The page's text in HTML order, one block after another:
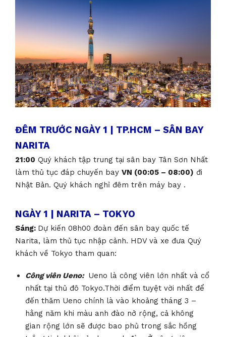
ĐÊM TRƯỚC NGÀY 1 | TP.HCM – SÂN BAY
NARITA
21:00 Quý khách tập trung tại sân bay Tân Sơn Nhất
làm thủ tục đáp chuyến bay VN (00:05 – 08:00) đi
Nhật Bản. Quý khách nghỉ đêm trên máy bay .
NGÀY 1 | NARITA – TOKYO
Sáng: Dự kiến 08h00 đoàn đến sân bay quốc tế
Narita, làm thủ tục nhập cảnh. HDV và xe đưa Quý
khách về Tokyo tham quan:
Công viên Ueno: Ueno là công viên lớn nhất và cổ
nhất tại thủ đô Tokyo.Thời điểm tuyệt vời nhất để
đến thăm Ueno chính là vào khoảng tháng 3 –
hằng năm khi màu anh đào nở rộng, cả không
gian rộng lớn sẽ được bao phủ trong sắc hồng